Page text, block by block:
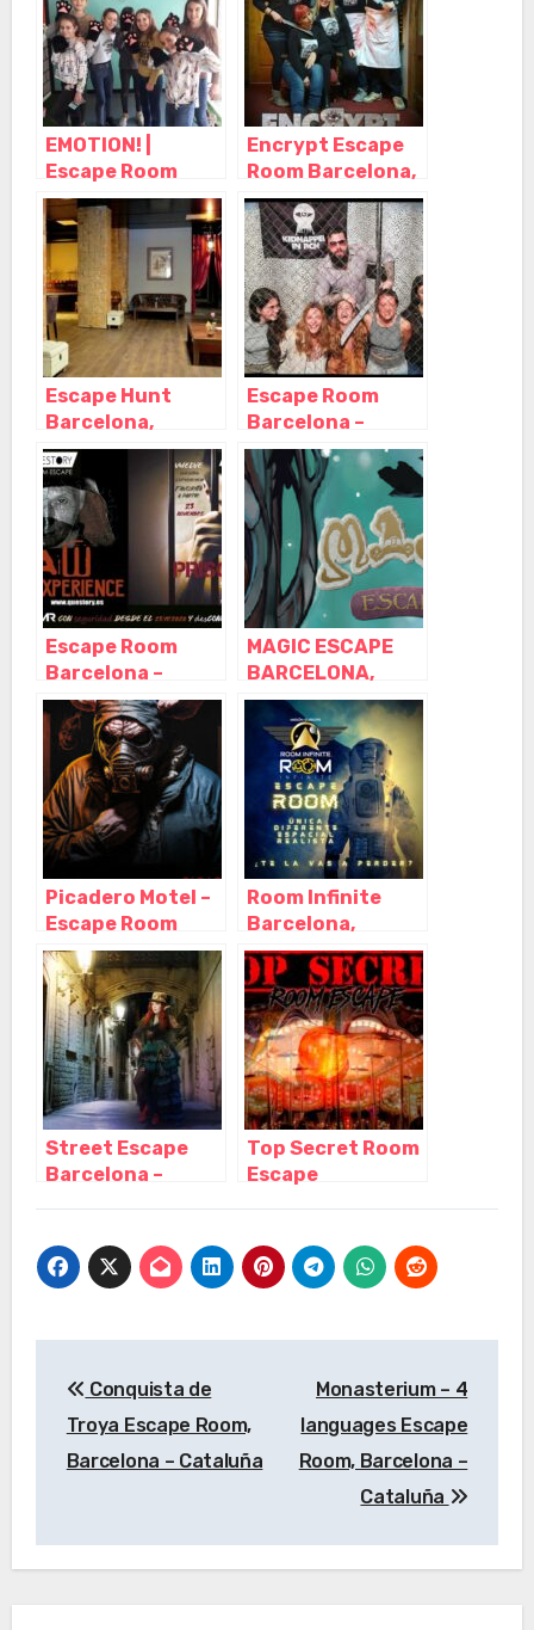
Cataluña
Cataluña
EMOTION! |
Escape Room
para Niños
Barcelona,
Barcelona –
Cataluña
Encrypt Escape
Room Barcelona,
Barcelona –
Cataluña
Escape Hunt
Barcelona,
Barcelona –
Cataluña
Escape Room
Barcelona –
Kidnapped in
BCN, Barcelona –
Cataluña
Escape Room
Barcelona –
Questory,
Barcelona –
Cataluña
MAGIC ESCAPE
BARCELONA,
Barcelona –
Cataluña
Picadero Motel –
Escape Room
Barcelona de
Miedo, Barcelona
– Cataluña
Room Infinite
Barcelona,
Barcelona –
Cataluña
Street Escape
Barcelona –
Barcelona –
Cataluña
Top Secret Room
Escape
Cataluña
de
entradas
Conquista de
Troya Escape Room,
Barcelona – Cataluña
Monasterium – 4
languages Escape
Room, Barcelona –
Cataluña